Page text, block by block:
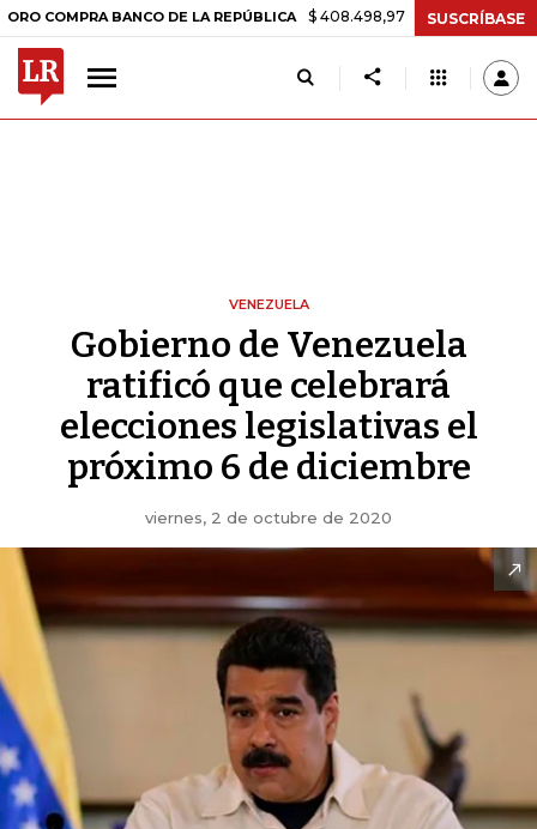
BANCO DE LA REPÚBLICA $ 408.498,97 +$ 8.753,81 +2,19%
SUSCRÍBASE
VENEZUELA
Gobierno de Venezuela
ratificó que celebrará
elecciones legislativas el
próximo 6 de diciembre
viernes, 2 de octubre de 2020